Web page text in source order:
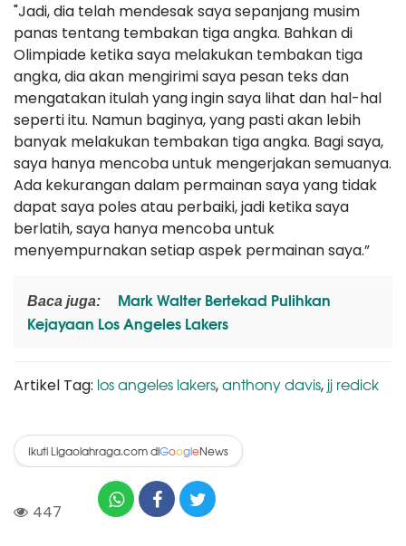
"Jadi, dia telah mendesak saya sepanjang musim
panas tentang tembakan tiga angka. Bahkan di
Olimpiade ketika saya melakukan tembakan tiga
angka, dia akan mengirimi saya pesan teks dan
mengatakan itulah yang ingin saya lihat dan hal-hal
seperti itu. Namun baginya, yang pasti akan lebih
banyak melakukan tembakan tiga angka. Bagi saya,
saya hanya mencoba untuk mengerjakan semuanya.
Ada kekurangan dalam permainan saya yang tidak
dapat saya poles atau perbaiki, jadi ketika saya
berlatih, saya hanya mencoba untuk
menyempurnakan setiap aspek permainan saya.”
Baca juga:
Mark Walter Bertekad Pulihkan
Kejayaan Los Angeles Lakers
Artikel Tag: los angeles lakers,anthony davis, jj redick
Ikuti Ligaolahraga.com diGoogleNews
447